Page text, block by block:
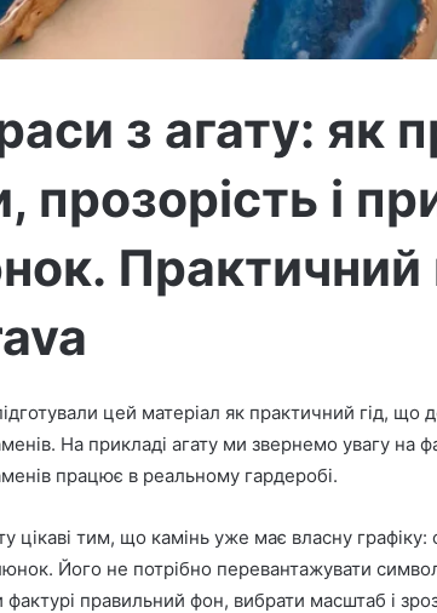
т
з агату: як
прозорість і
Практичний
цей матеріал як практичний гід, що
На прикладі агату ми звернемо увагу на
працює в реальному гардеробі.
цікаві тим, що камінь уже має власну графіку:
Його не потрібно перевантажувати
фактурі правильний фон, вибрати масштаб і